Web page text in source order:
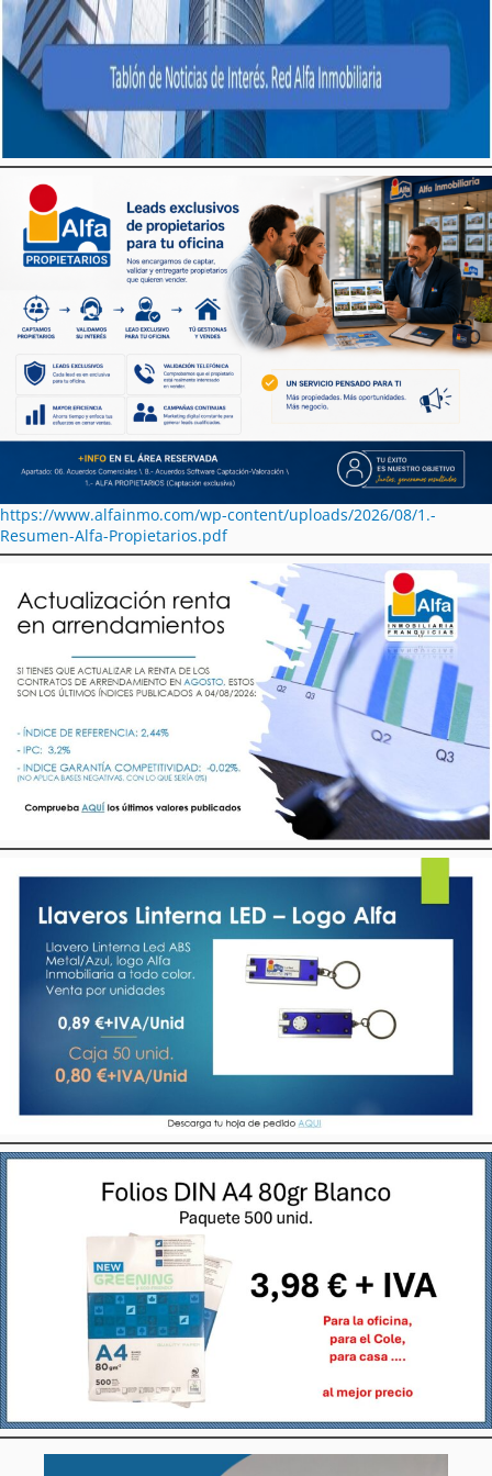
https://www.alfainmo.com/wp-content/uploads/2026/08/1.-
Resumen-Alfa-Propietarios.pdf